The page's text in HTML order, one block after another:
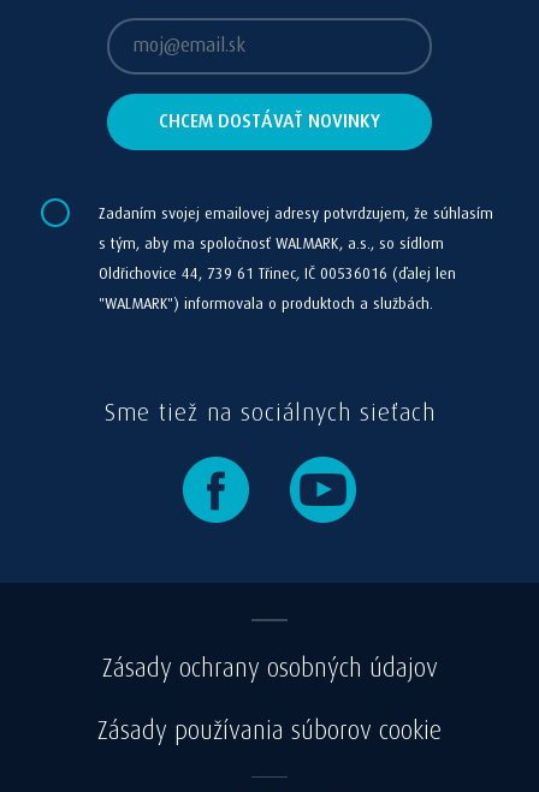
Zadaním svojej emailovej adresy potvrdzujem, že súhlasím
s tým, aby ma spoločnosť WALMARK, a.s., so sídlom
Oldřichovice 44, 739 61 Třinec, IČ 00536016 (ďalej len
"WALMARK") informovala o produktoch a službách.
Sme tiež na sociálnych sieťach
Zásady ochrany osobných údajov
Zásady používania súborov cookie